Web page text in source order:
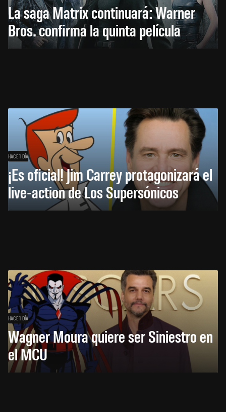
La saga Matrix continuará: Warner
Bros. confirma la quinta película
HACE 1 DÍA
¡Es oficial! Jim Carrey protagonizará el
live-action de Los Supersónicos
HACE 1 DÍA
Wagner Moura quiere ser Siniestro en
el MCU